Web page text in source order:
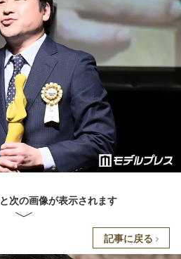
次の画像が表示されます
記事に戻る